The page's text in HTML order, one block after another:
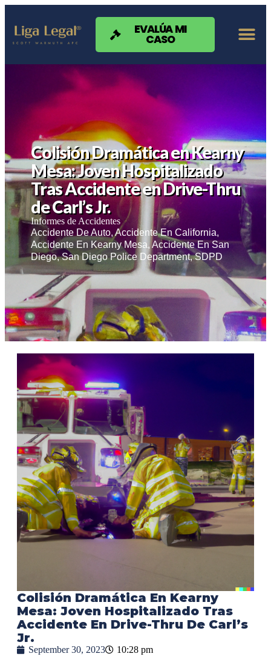
Nota:
sitio
web
accesibilidad.
EVALÚA MI
CASO
Colisión Dramática en Kearny
Mesa: Joven Hospitalizado
Tras Accidente en Drive-Thru
de Carl’s Jr.
Informes de Accidentes
Accidente De Auto,Accidente En California,
Accidente En Kearny Mesa,Accidente En San
Diego,San Diego Police Department,SDPD
Colisión Dramática En Kearny
Mesa: Joven Hospitalizado Tras
Accidente En Drive-Thru De Carl’s
Jr.
September 30, 2023 10:28 pm